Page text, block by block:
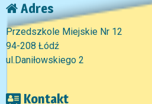
Adres
Przedszkole Miejskie Nr 12
94-208 Łódź
ul.Daniłowskiego 2
Kontakt